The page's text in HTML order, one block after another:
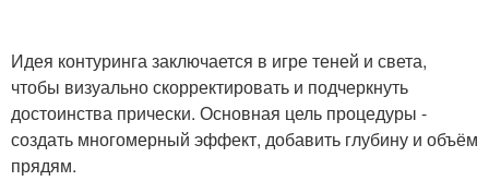
Идея контуринга заключается в игре теней и света,
чтобы визуально скорректировать и подчеркнуть
достоинства прически. Основная цель процедуры -
создать многомерный эффект, добавить глубину и объём
прядям.